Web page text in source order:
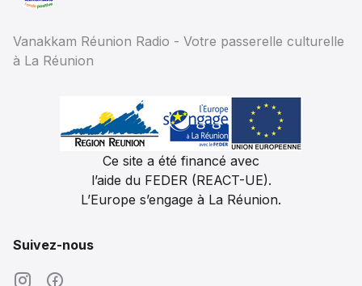
Vanakkam Réunion Radio - Votre passerelle culturelle
à La Réunion
Ce site a été financé avec
l’aide du FEDER (REACT-UE).
L’Europe s’engage à La Réunion.
Suivez-nous